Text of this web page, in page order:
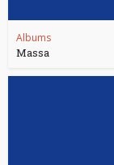
Albums
Massa